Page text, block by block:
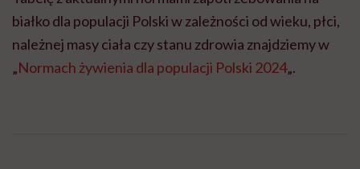
białko dla populacji Polski w zależności od wieku, płci,
należnej masy ciała czy stanu zdrowia znajdziemy w
„Normach żywienia dla populacji Polski 2024„.